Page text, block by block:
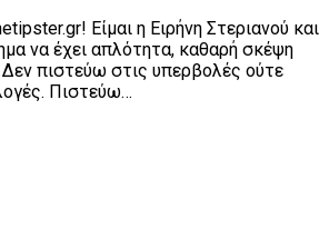
Είμαι η Ειρήνη Στεριανού και
να έχει απλότητα, καθαρή σκέψη
πιστεύω στις υπερβολές ούτε
Πιστεύω…